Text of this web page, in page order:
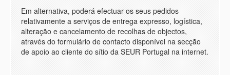
Em alternativa, poderá efectuar os seus pedidos
relativamente a serviços de entrega expresso, logística,
alteração e cancelamento de recolhas de objectos,
através do formulário de contacto disponível na secção
de apoio ao cliente do sítio da SEUR Portugal na internet.